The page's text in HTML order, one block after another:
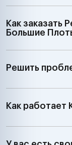
Как заказать
Большие
Решить
Как работает